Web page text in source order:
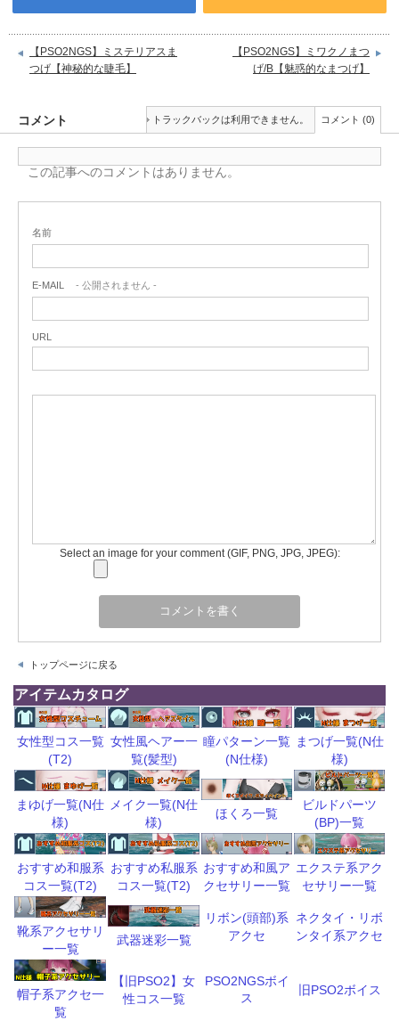
【PSO2NGS】ミステリアスま
つげ【神秘的な睫毛】
【PSO2NGS】ミワクノまつ
げ/B【魅惑的なまつげ】
コメント トラックバックは利用できません。 コメント (0)
この記事へのコメントはありません。
名前
E-MAIL - 公開されません -
URL
Select an image for your comment (GIF, PNG, JPG, JPEG):
トップページに戻る
アイテムカタログ
女性型コス一覧
(T2)
女性風ヘアー一
覧(髪型)
瞳パターン一覧
(N仕様)
まつげ一覧(N仕
様)
まゆげ一覧(N仕
様)
メイク一覧(N仕
様)
ほくろ一覧
ビルドパーツ
(BP)一覧
おすすめ和服系
コス一覧(T2)
おすすめ私服系
コス一覧(T2)
おすすめ和風ア
クセサリー一覧
エクステ系アク
セサリー一覧
靴系アクセサリ
ー一覧
武器迷彩一覧
リボン(頭部)系
アクセ
ネクタイ・リボ
ンタイ系アクセ
帽子系アクセ一
覧
【旧PSO2】女
性コス一覧
PSO2NGSボイ
ス
旧PSO2ボイス